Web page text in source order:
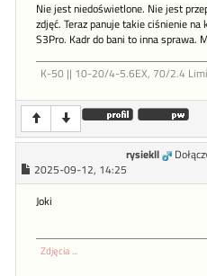
Nie jest niedoświetlone. Nie jest
zdjęć. Teraz panuje takie ciśnienie na
S3Pro. Kadr do bani to inna sprawa.
K-50 || 10-20/4-5.6EX, 70/2.4
rysiekll
2025-09-12, 14:25
Joki
Zdjęcia ...